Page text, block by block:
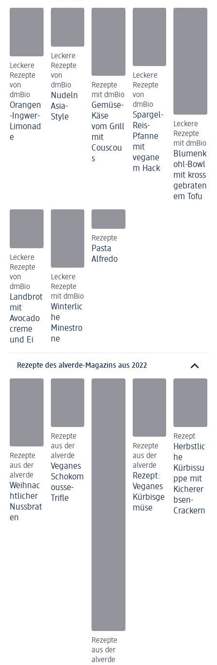
Leckere
Rezepte
von
dmBio
Orangen
-Ingwer-
Limonad
e
Leckere
Rezepte
von
dmBio
Nudeln
Asia-
Style
Rezepte
mit dmBio
Gemüse-
Käse
vom Grill
mit
Couscou
s
Leckere
Rezepte
von
dmBio
Spargel-
Reis-
Pfanne
mit
vegane
m Hack
Leckere
Rezepte
mit dmBio
Blumenk
ohl-Bowl
mit kross
gebraten
em Tofu
Leckere
Rezepte
von
dmBio
Landbrot
mit
Avocado
creme
und Ei
Leckere
Rezepte
mit dmBio
Winterlic
he
Minestro
ne
Rezepte
Pasta
Alfredo
Rezepte des alverde-Magazins aus 2022
Rezepte
aus der
alverde
Weihnac
htlicher
Nussbrat
en
Rezepte
aus der
alverde
Veganes
Schokom
ousse-
Trifle
Rezepte
aus der
alverde
Rezepte
aus der
alverde
Rezept:
Veganes
Kürbisge
müse
Rezept
Herbstlic
he
Kürbissu
ppe mit
Kicherer
bsen-
Crackern